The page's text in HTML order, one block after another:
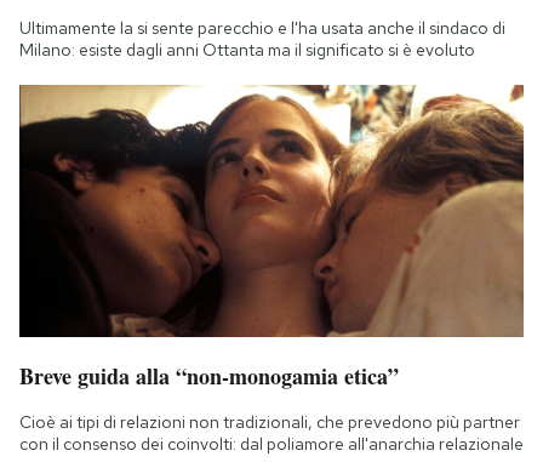
Ultimamente la si sente parecchio e l'ha usata anche il sindaco di
Milano: esiste dagli anni Ottanta ma il significato si è evoluto
Breve guida alla “non-monogamia etica”
Cioè ai tipi di relazioni non tradizionali, che prevedono più partner
con il consenso dei coinvolti: dal poliamore all'anarchia relazionale